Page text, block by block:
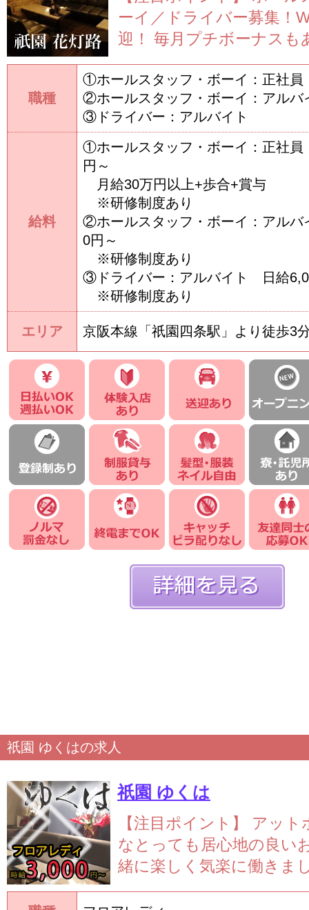
職種
①ホールスタッフ・ボーイ：正社員
②ホールスタッフ・ボーイ：アルバ
③ドライバー：アルバイト
給料
①ホールスタッフ・ボーイ：正社
円～
月給30万円以上+歩合+賞与
※研修制度あり
②ホールスタッフ・ボーイ：アル
0円～
※研修制度あり
③ドライバー：アルバイト 日給
※研修制度あり
エリア 京阪本線「祇園四条駅」より徒歩3
ーイ／ドライバー募集！
迎！
毎月プチボーナスも
祇園 ゆくはの求人
祇園 ゆくは
【注目ポイント】
アット
なとっても居心地の良い
緒に楽しく気楽に働きま